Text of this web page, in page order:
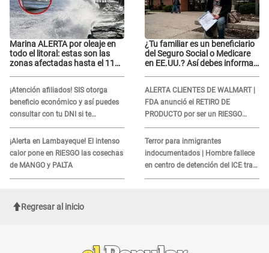
Marina ALERTA por oleaje en
todo el litoral: estas son las
zonas afectadas hasta el 11
¡Atención afiliados! SIS otorga
beneficio económico y así puedes
consultar con tu DNI si te
corresponde
¡Alerta en Lambayeque! El intenso
calor pone en RIESGO las cosechas
de MANGO y PALTA
¿Tu familiar es un beneficiario
del Seguro Social o Medicare
en EE.UU.? Así debes informar
ALERTA CLIENTES DE WALMART |
FDA anunció el RETIRO DE
PRODUCTO por ser un RIESGO
MORTAL para consumidores: ¿Cuál
es?
Terror para inmigrantes
indocumentados | Hombre fallece
en centro de detención del ICE tras
sufrir una "emergencia médica"
Regresar al inicio